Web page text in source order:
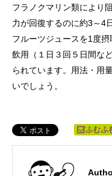
フラノクマリン類により
力が回復するのに約3～4
フルーツジュースを1度
飲用（１日３回５日間な
られています。用法・用
いでしょう。